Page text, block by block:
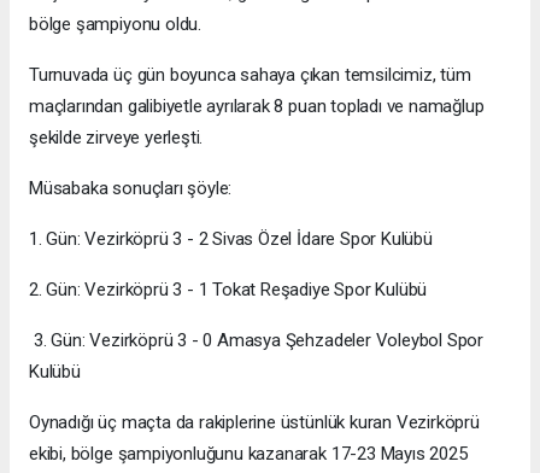
bölge şampiyonu oldu.
Turnuvada üç gün boyunca sahaya çıkan temsilcimiz, tüm
maçlarından galibiyetle ayrılarak 8 puan topladı ve namağlup
şekilde zirveye yerleşti.
Müsabaka sonuçları şöyle:
1. Gün: Vezirköprü 3 - 2 Sivas Özel İdare Spor Kulübü
2. Gün: Vezirköprü 3 - 1 Tokat Reşadiye Spor Kulübü
3. Gün: Vezirköprü 3 - 0 Amasya Şehzadeler Voleybol Spor
Kulübü
Oynadığı üç maçta da rakiplerine üstünlük kuran Vezirköprü
ekibi, bölge şampiyonluğunu kazanarak 17-23 Mayıs 2025